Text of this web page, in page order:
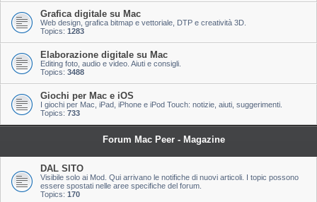
Grafica digitale su Mac
Web design, grafica bitmap e vettoriale, DTP e creatività 3D.
Topics: 1283
Elaborazione digitale su Mac
Editing foto, audio e video. Aiuti e consigli.
Topics: 3488
Giochi per Mac e iOS
I giochi per Mac, iPad, iPhone e iPod Touch: notizie, aiuti, suggerimenti.
Topics: 733
Forum Mac Peer - Magazine
DAL SITO
Visibile solo ai Mod. Qui arrivano le notifiche di nuovi articoli. I topic possono
essere spostati nelle aree specifiche del forum.
Topics: 170